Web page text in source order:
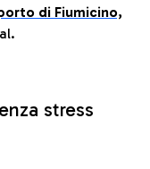
di Fiumicino,
stress